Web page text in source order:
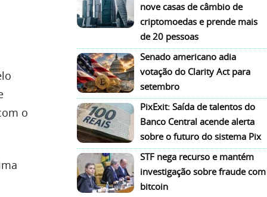
o
nove casas de câmbio de
criptomoedas e prende mais
de 20 pessoas
Senado americano adia
votação do Clarity Act para
setembro
PixExit: Saída de talentos do
Banco Central acende alerta
sobre o futuro do sistema Pix
STF nega recurso e mantém
investigação sobre fraude com
bitcoin